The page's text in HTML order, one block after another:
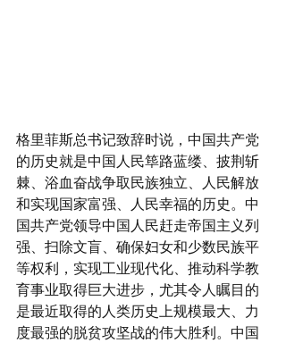
格里菲斯总书记致辞时说，中国共产党
的历史就是中国人民筚路蓝缕、披荆斩
棘、浴血奋战争取民族独立、人民解放
和实现国家富强、人民幸福的历史。中
国共产党领导中国人民赶走帝国主义列
强、扫除文盲、确保妇女和少数民族平
等权利，实现工业现代化、推动科学教
育事业取得巨大进步，尤其令人瞩目的
是最近取得的人类历史上规模最大、力
度最强的脱贫攻坚战的伟大胜利。中国